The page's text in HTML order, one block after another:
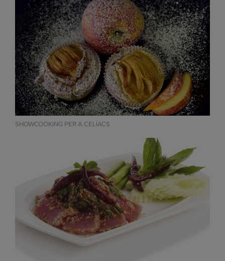
SHOWCOOKING PER A CELÍACS